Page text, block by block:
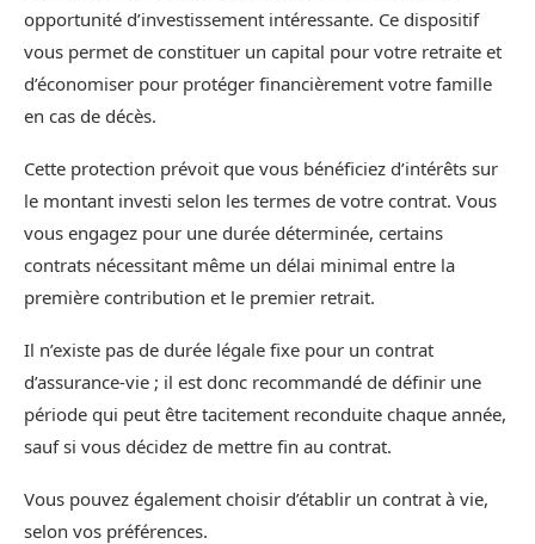
opportunité d’investissement intéressante. Ce dispositif
vous permet de constituer un capital pour votre retraite et
d’économiser pour protéger financièrement votre famille
en cas de décès.
Cette protection prévoit que vous bénéficiez d’intérêts sur
le montant investi selon les termes de votre contrat. Vous
vous engagez pour une durée déterminée, certains
contrats nécessitant même un délai minimal entre la
première contribution et le premier retrait.
Il n’existe pas de durée légale fixe pour un contrat
d’assurance-vie ; il est donc recommandé de définir une
période qui peut être tacitement reconduite chaque année,
sauf si vous décidez de mettre fin au contrat.
Vous pouvez également choisir d’établir un contrat à vie,
selon vos préférences.